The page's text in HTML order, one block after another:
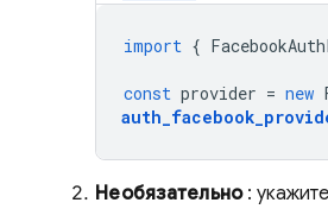
import {
const provider = new
Необязательно: укажите